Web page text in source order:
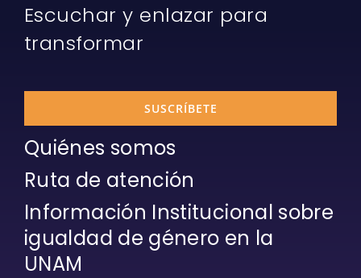
Escuchar y enlazar para
transformar
SUSCRÍBETE
Quiénes somos
Ruta de atención
Información Institucional sobre
igualdad de género en la
UNAM